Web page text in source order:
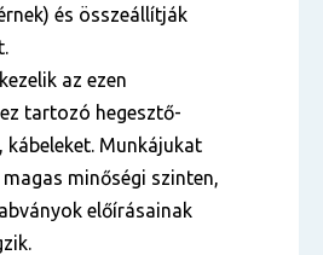
és összeállítják
az ezen
tartozó hegesztő-
kábeleket. Munkájukat
minőségi szinten,
előírásainak